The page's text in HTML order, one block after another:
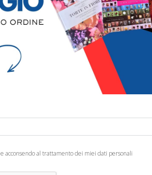
Marc
€ 10,00
Ean13:
A cura di Crespi
e acconsendo al trattamento dei miei dati personali